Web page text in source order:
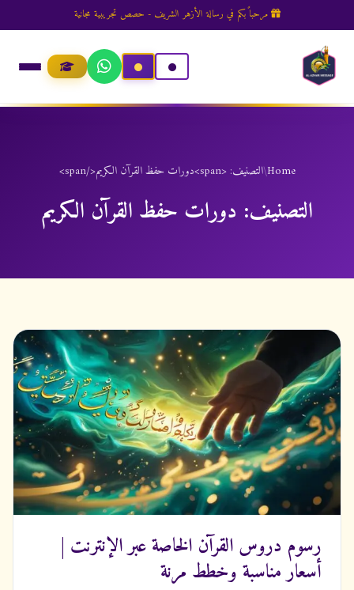
مرحباً بكم في رسالة الأزهر الشريف - حصص تجريبية مجانية
Home
/التصنيف: <span>دورات حفظ القرآن الكريم</span>
التصنيف: دورات حفظ القرآن الكريم
رسوم دروس القرآن الخاصة عبر الإنترنت |
أسعار مناسبة وخطط مرنة